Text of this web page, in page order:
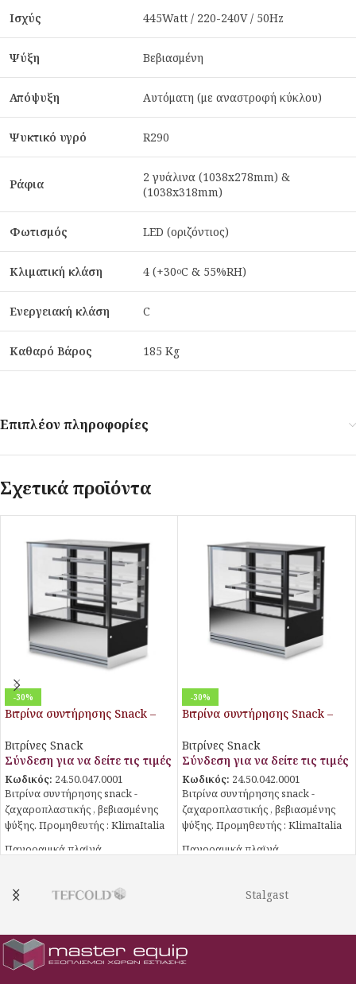
Ισχύς 445Watt / 220-240V / 50Hz
Ψύξη Βεβιασμένη
Απόψυξη Αυτόματη (με αναστροφή κύκλου)
Ψυκτικό υγρό R290
Ράφια
2 γυάλινα (1038x278mm) &
(1038x318mm)
Φωτισμός LED (οριζόντιος)
Κλιματική κλάση 4 (+30oC & 55%RH)
Ενεργειακή κλάση C
Καθαρό Βάρος 185 Kg
Επιπλέον πληροφορίες
Σχετικά προϊόντα
-30%
Βιτρίνα συντήρησης Snack –
PSV
Βιτρίνες Snack
Σύνδεση για να δείτε τις τιμές
Κωδικός: 24.50.047.0001
Βιτρίνα συντήρησης snack -
ζαχαροπλαστικής , βεβιασμένης
ψύξης. Προμηθευτής : KlimaItalia
Πανοραμικά πλαϊνά
θερμόμετρο
-30%
Βιτρίνα συντήρησης Snack –
PSV
Βιτρίνες Snack
Σύνδεση για να δείτε τις τιμές
Κωδικός: 24.50.042.0001
Βιτρίνα συντήρησης snack -
ζαχαροπλαστικής , βεβιασμένης
ψύξης. Προμηθευτής : KlimaItalia
Πανοραμικά πλαϊνά
Stalgast